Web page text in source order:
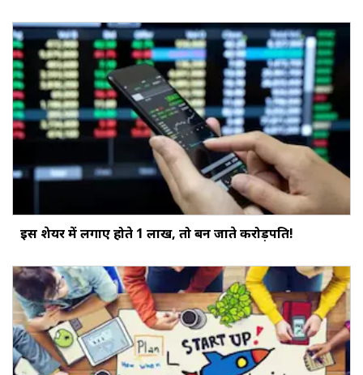
इस शेयर में लगाए होते ₹1 लाख, तो बन जाते करोड़पति!